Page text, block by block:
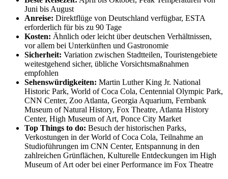
Juni bis August
Anreise: Direktflüge von Deutschland verfügbar, ESTA
erforderlich für bis zu 90 Tage
Kosten: Ähnlich oder leicht über deutschen Verhältnissen,
vor allem bei Unterkünften und Gastronomie
Sicherheit: Variation zwischen Stadtteilen, Touristengebiete
weitestgehend sicher, übliche Vorsichtsmaßnahmen
empfohlen
Sehenswürdigkeiten: Martin Luther King Jr. National
Historic Park, World of Coca Cola, Centennial Olympic Park,
CNN Center, Zoo Atlanta, Georgia Aquarium, Fernbank
Museum of Natural History, Fox Theatre, Atlanta History
Center, High Museum of Art, Ponce City Market
Top Things to do: Besuch der historischen Parks,
Verkostungen in der World of Coca Cola, Teilnahme an
Studioführungen im CNN Center, Entspannung in den
zahlreichen Grünflächen, Kulturelle Entdeckungen im High
Museum of Art oder bei einer Performance im Fox Theatre